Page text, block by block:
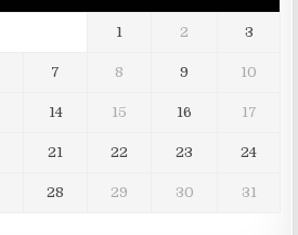
1 2 3
7 8 9 10
14 15 16 17
21 22 23 24
28 29 30 31